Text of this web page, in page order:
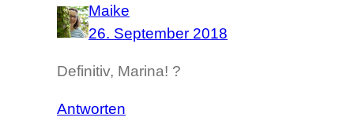
Maike
26. September 2018
Definitiv, Marina! ?
Antworten